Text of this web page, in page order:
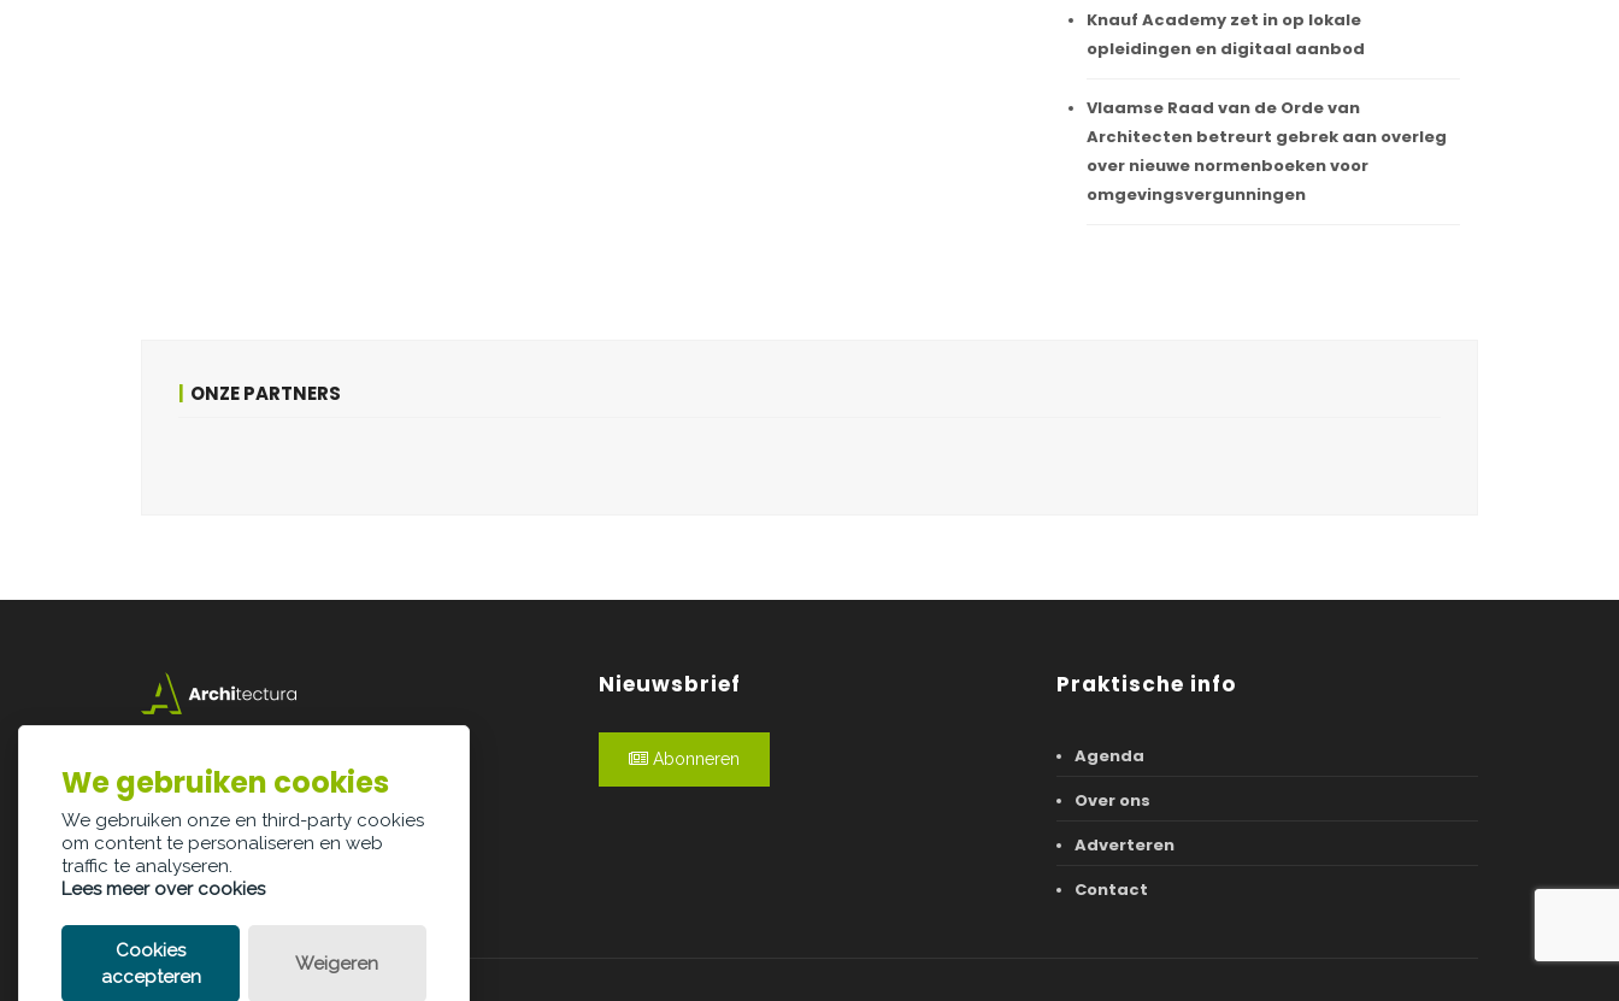
Knauf Academy zet in op lokale
opleidingen en digitaal aanbod
Vlaamse Raad van de Orde van
Architecten betreurt gebrek aan overleg
over nieuwe normenboeken voor
omgevingsvergunningen
ONZE PARTNERS
3500 Hasselt
info@architectura.be
Nieuwsbrief
Abonneren
Praktische info
Agenda
Over ons
Adverteren
Contact
We gebruiken cookies
We gebruiken onze en third-party cookies
om content te personaliseren en web
traffic te analyseren.
Lees meer over cookies
Cookies
accepteren
Weigeren